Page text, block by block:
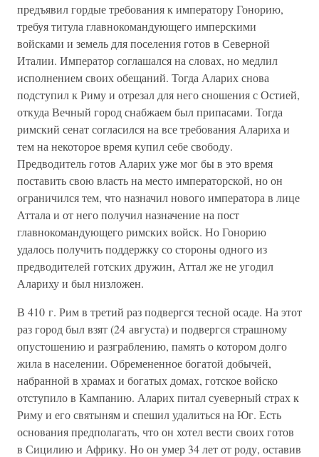
предъявил гордые требования к императору Гонорию,
требуя титула главнокомандующего имперскими
войсками и земель для поселения готов в Северной
Италии. Император соглашался на словах, но медлил
исполнением своих обещаний. Тогда Аларих снова
подступил к Риму и отрезал для него сношения с Остией,
откуда Вечный город снабжаем был припасами. Тогда
римский сенат согласился на все требования Алариха и
тем на некоторое время купил себе свободу.
Предводитель готов Аларих уже мог бы в это время
поставить свою власть на место императорской, но он
ограничился тем, что назначил нового императора в лице
Аттала и от него получил назначение на пост
главнокомандующего римских войск. Но Гонорию
удалось получить поддержку со стороны одного из
предводителей готских дружин, Аттал же не угодил
Алариху и был низложен.
В 410 г. Рим в третий раз подвергся тесной осаде. На этот
раз город был взят (24 августа) и подвергся страшному
опустошению и разграблению, память о котором долго
жила в населении. Обремененное богатой добычей,
набранной в храмах и богатых домах, готское войско
отступило в Кампанию. Аларих питал суеверный страх к
Риму и его святыням и спешил удалиться на Юг. Есть
основания предполагать, что он хотел вести своих готов
в Сицилию и Африку. Но он умер 34 лет от роду, оставив